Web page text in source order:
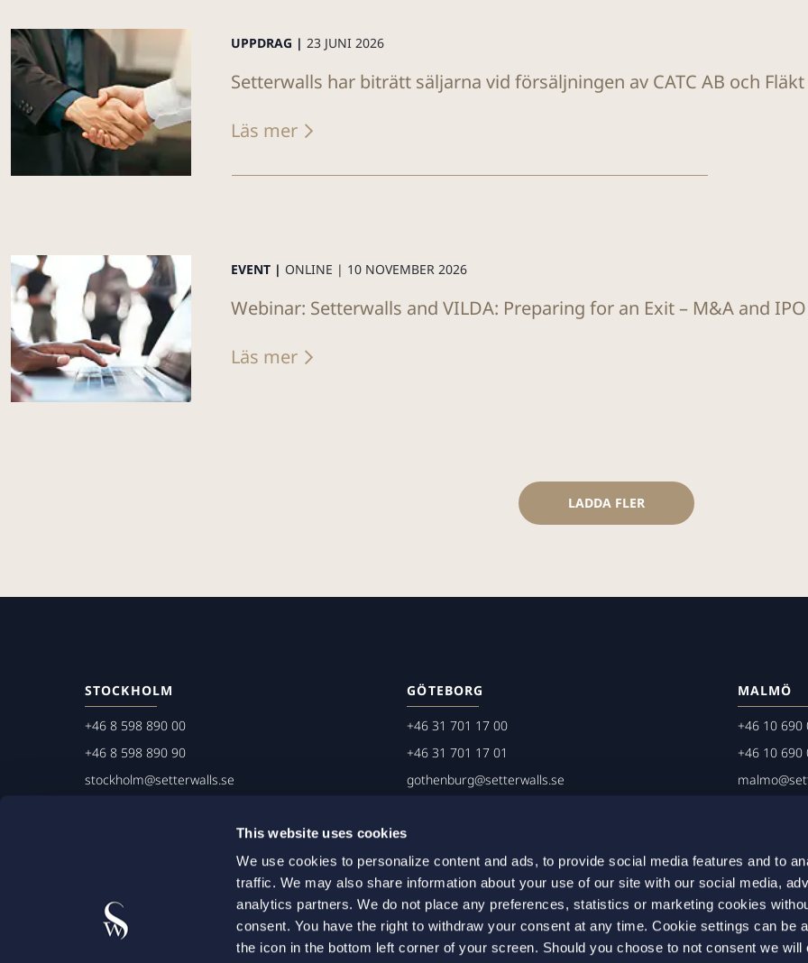
This website uses cookies
We use cookies to personalize content and ads, to provide social media features and to
traffic. We may also share information about your use of our site with our social media,
analytics partners. We do not place any preferences, statistics or marketing cookies
consent. You have the right to withdraw your consent at any time. Cookie settings can be
the icon in the bottom left corner of your screen. Should you choose to not consent we will
UPPDRAG | 23 JUNI 2026
Setterwalls har biträtt säljarna vid försäljningen av CATC AB och
Läs mer
EVENT | ONLINE | 10 NOVEMBER 2026
Webinar: Setterwalls and VILDA: Preparing for an Exit – M&A and
Läs mer
LADDA FLER
STOCKHOLM
+46 8 598 890 00
+46 8 598 890 90
stockholm@setterwalls.se
GÖTEBORG
+46 31 701 17 00
+46 31 701 17 01
gothenburg@setterwalls.se
MALMÖ
+46 10 690
+46 10 690